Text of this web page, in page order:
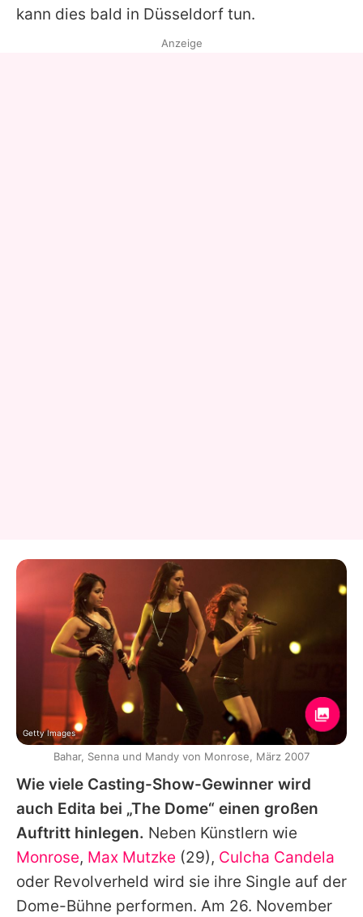
kann dies bald in Düsseldorf tun.
Wie viele Casting-Show-Gewinner wird
auch Edita bei „The Dome“ einen großen
Auftritt hinlegen. Neben Künstlern wie
Monrose, Max Mutzke (29), Culcha Candela
oder Revolverheld wird sie ihre Single auf der
Dome-Bühne performen. Am 26. November
Anzeige
Getty Images
Bahar, Senna und Mandy von Monrose, März 2007